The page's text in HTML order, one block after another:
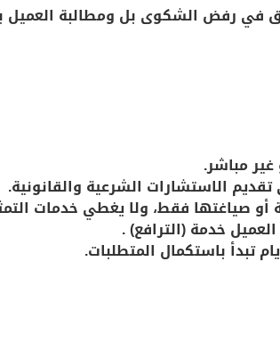
في رفض الشكوى بل ومطالبة
أو صياغتها فقط، ولا يغطي خدمات
خدمة (الترافع) .